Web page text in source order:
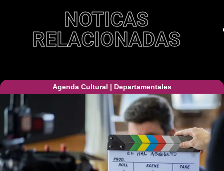
NOTICAS
RELACIONADAS
Agenda Cultural | Departamentales